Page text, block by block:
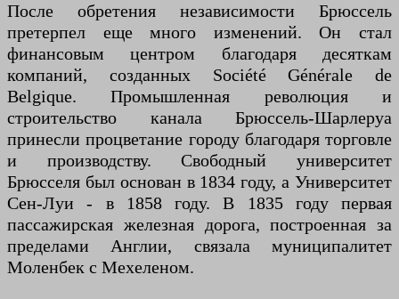
После обретения независимости Брюссель
претерпел еще много изменений. Он стал
финансовым центром благодаря десяткам
компаний, созданных Société Générale de
Belgique. Промышленная революция и
строительство канала Брюссель-Шарлеруа
принесли процветание городу благодаря торговле
и производству. Свободный университет
Брюсселя был основан в 1834 году, а Университет
Сен-Луи - в 1858 году. В 1835 году первая
пассажирская железная дорога, построенная за
пределами Англии, связала муниципалитет
Моленбек с Мехеленом.